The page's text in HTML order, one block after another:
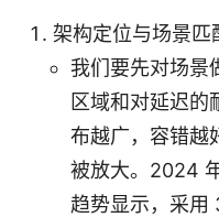
架构定位与场景匹
我们要先对场景
区域和对延迟的
布越广，容错越
被放大。2024
趋势显示，采用